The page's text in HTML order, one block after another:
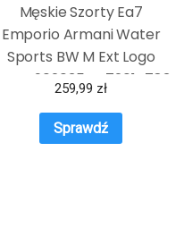
Męskie Szorty Ea7
Emporio Armani Water
Sports BW M Ext Logo
Boxer 902035CC72014783
– Zielony
259,99 zł
Sprawdź